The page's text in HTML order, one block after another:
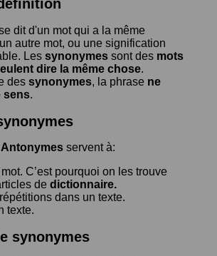
dit d'un mot qui a la même
autre mot, ou une signification
Les synonymes sont des mots
dire la même chose.
des synonymes, la phrase ne
sens.
Antonymes servent à:
C’est pourquoi on les trouve
de dictionnaire.
dans un texte.
texte.
synonymes